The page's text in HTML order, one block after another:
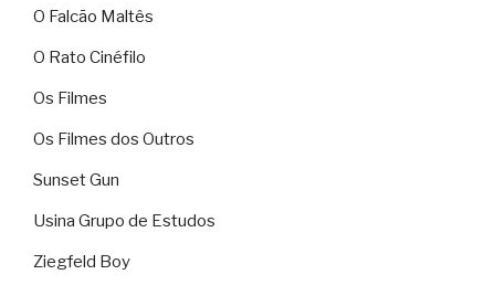
O Falcão Maltês
O Rato Cinéfilo
Os Filmes
Os Filmes dos Outros
Sunset Gun
Usina Grupo de Estudos
Ziegfeld Boy